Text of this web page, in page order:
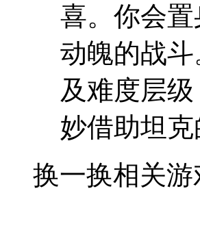
喜。你会
动魄的战
及难度层
妙借助坦
换一换相关游